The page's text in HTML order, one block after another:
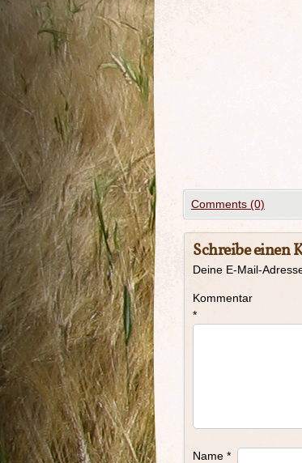
Comments (0)
Schreibe einen
Deine E-Mail-
Kommentar
*
Name *